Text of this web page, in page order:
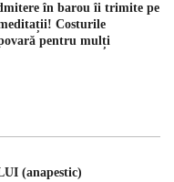
în barou îi trimite pe
Costurile
pentru mulți
(anapestic)